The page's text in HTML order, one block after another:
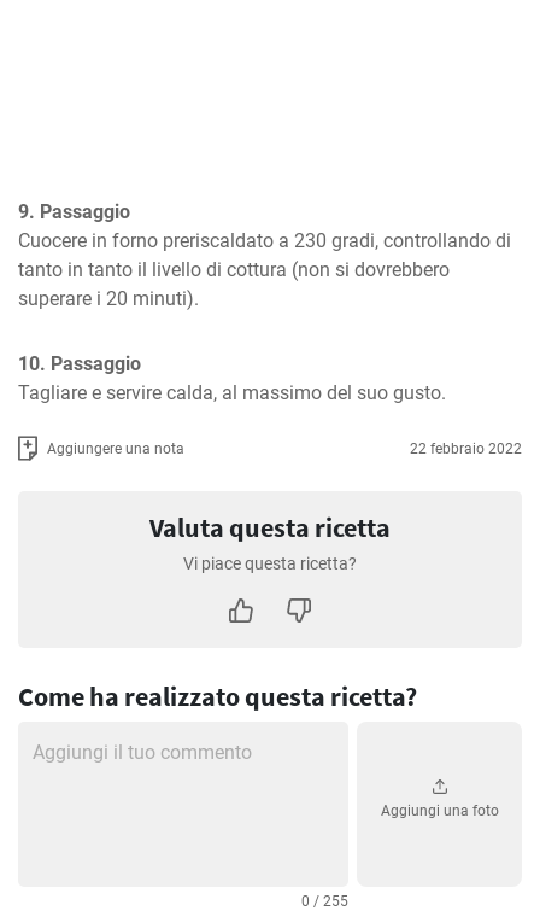
9. Passaggio
Cuocere in forno preriscaldato a 230 gradi, controllando di
tanto in tanto il livello di cottura (non si dovrebbero
superare i 20 minuti).
10. Passaggio
Tagliare e servire calda, al massimo del suo gusto.
Aggiungere una nota 22 febbraio 2022
Valuta questa ricetta
Vi piace questa ricetta?
Come ha realizzato questa ricetta?
0 / 255
Aggiungi una foto